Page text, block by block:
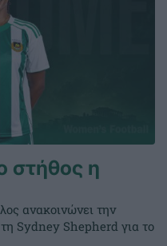
στήθος η
ανακοινώνει την
Sydney Shepherd για το